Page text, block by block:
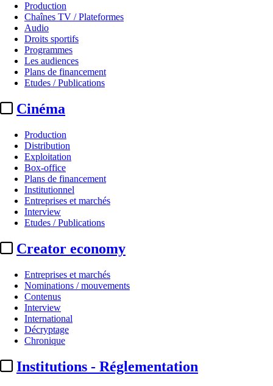
Production
Chaînes TV / Plateformes
Audio
Droits sportifs
Programmes
Les audiences
Plans de financement
Etudes / Publications
Cinéma
Production
Distribution
Exploitation
Box-office
Plans de financement
Institutionnel
Entreprises et marchés
Interview
Etudes / Publications
Creator economy
Entreprises et marchés
Nominations / mouvements
Contenus
Interview
International
Décryptage
Chronique
Institutions - Réglementation